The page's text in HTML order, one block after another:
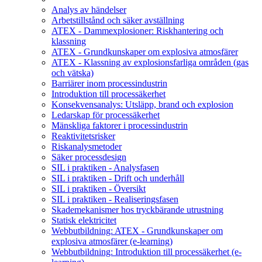
Analys av händelser
Arbetstillstånd och säker avställning
ATEX - Dammexplosioner: Riskhantering och
klassning
ATEX - Grundkunskaper om explosiva atmosfärer
ATEX - Klassning av explosionsfarliga områden (gas
och vätska)
Barriärer inom processindustrin
Introduktion till processäkerhet
Konsekvensanalys: Utsläpp, brand och explosion
Ledarskap för processäkerhet
Mänskliga faktorer i processindustrin
Reaktivitetsrisker
Riskanalysmetoder
Säker processdesign
SIL i praktiken - Analysfasen
SIL i praktiken - Drift och underhåll
SIL i praktiken - Översikt
SIL i praktiken - Realiseringsfasen
Skademekanismer hos tryckbärande utrustning
Statisk elektricitet
Webbutbildning: ATEX - Grundkunskaper om
explosiva atmosfärer (e-learning)
Webbutbildning: Introduktion till processäkerhet (e-